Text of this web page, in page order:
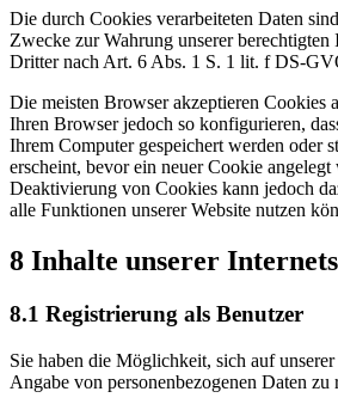
Die durch Cookies verarbeiteten Daten
Zwecke zur Wahrung unserer berechtigten
Dritter nach Art. 6 Abs. 1 S. 1 lit. f DS-
Die meisten Browser akzeptieren Cookies
Ihren Browser jedoch so konfigurieren,
Ihrem Computer gespeichert werden oder
erscheint, bevor ein neuer Cookie
Deaktivierung von Cookies kann jedoch
alle Funktionen unserer Website nutzen
8 Inhalte unserer
8.1 Registrierung als Benutzer
Sie haben die Möglichkeit, sich auf
Angabe von personenbezogenen Daten zu